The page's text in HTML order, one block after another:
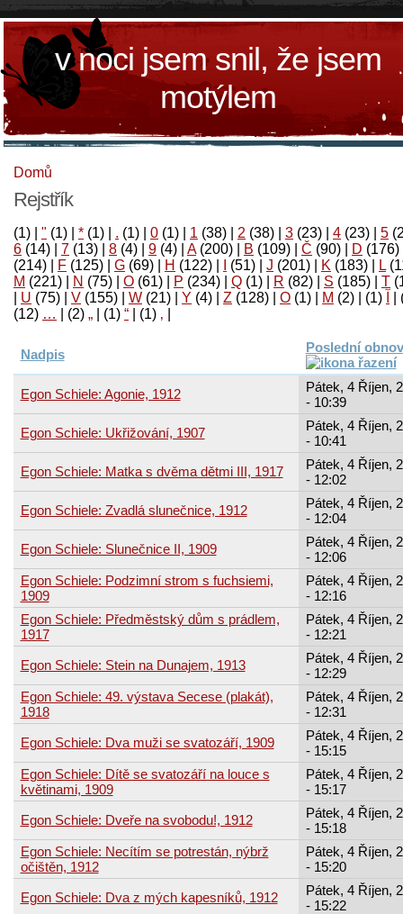
v noci jsem snil, že jsem
motýlem
Domů
Rejstřík
(1) " (1) * (1) . (1) 0 (1) 1 (38) 2 (38) 3 (23) 4 (23) 5
6 (14) 7 (13) 8 (4) 9 (4) A(200) B (109) Č (90) D (176)
(214)
F (125) G (69) H (122) (51) J (201) K (183) L
M (221) N (75) O (61) P (234) Q (1) R (82) S (185) T
U (75) V (155) W (21) Y (4) Z (128) Ο (1) М (2)
(1)
‚
(1)
“
(1)
„
(2)
…
(12)
Nadpis Poslední
Egon Schiele: Agonie, 1912
Pátek, 4 Říjen,
- 10:39
Egon Schiele: Ukřižování, 1907
Pátek, 4 Říjen,
- 10:41
Egon Schiele: Matka s dvěma dětmi III, 1917
Pátek, 4 Říjen,
- 12:02
Egon Schiele: Zvadlá slunečnice, 1912
Pátek, 4 Říjen,
- 12:04
Egon Schiele: Slunečnice II, 1909
Pátek, 4 Říjen,
- 12:06
Egon Schiele: Podzimní strom s fuchsiemi,
1909
Pátek, 4 Říjen,
- 12:16
Egon Schiele: Předměstský dům s prádlem,
1917
Pátek, 4 Říjen,
- 12:21
Egon Schiele: Stein na Dunajem, 1913
Pátek, 4 Říjen,
- 12:29
Egon Schiele: 49. výstava Secese (plakát),
1918
Pátek, 4 Říjen,
- 12:31
Egon Schiele: Dva muži se svatozáří, 1909
Pátek, 4 Říjen,
- 15:15
Egon Schiele: Dítě se svatozáří na louce s
květinami, 1909
Pátek, 4 Říjen,
- 15:17
Egon Schiele: Dveře na svobodu!, 1912
Pátek, 4 Říjen,
- 15:18
Egon Schiele: Necítím se potrestán, nýbrž
očištěn, 1912
Pátek, 4 Říjen,
- 15:20
Egon Schiele: Dva z mých kapesníků, 1912
Pátek, 4 Říjen,
- 15:22